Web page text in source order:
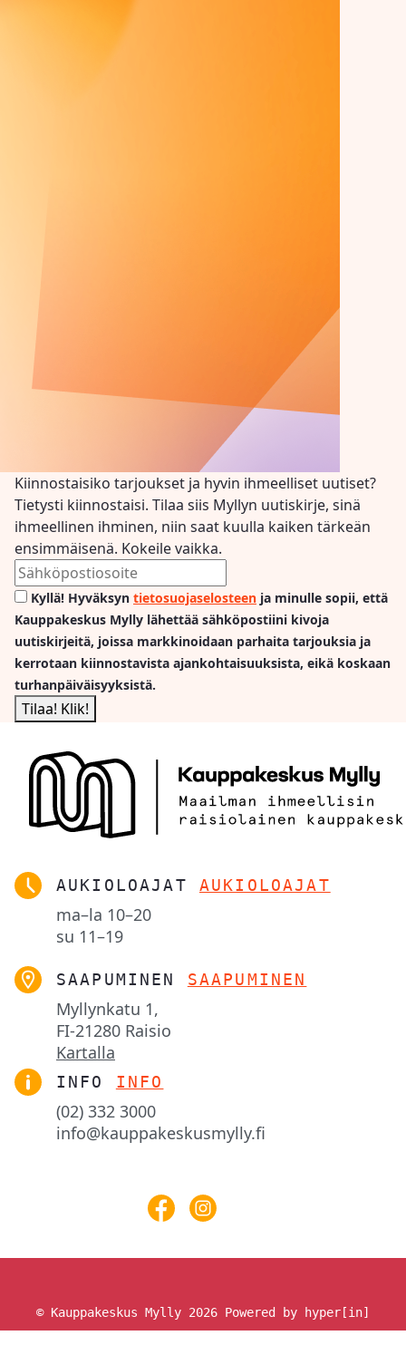
Kiinnostaisiko tarjoukset ja hyvin ihmeelliset uutiset?
Tietysti kiinnostaisi. Tilaa siis Myllyn uutiskirje, sinä
ihmeellinen ihminen, niin saat kuulla kaiken tärkeän
ensimmäisenä. Kokeile vaikka.
Kyllä! Hyväksyn tietosuojaselosteen ja minulle sopii, että
Kauppakeskus Mylly lähettää sähköpostiini kivoja
uutiskirjeitä, joissa markkinoidaan parhaita tarjouksia ja
kerrotaan kiinnostavista ajankohtaisuuksista, eikä koskaan
turhanpäiväisyyksistä.
AUKIOLOAJAT AUKIOLOAJAT
ma–la 10–20
su 11–19
SAAPUMINEN SAAPUMINEN
Myllynkatu 1,
FI-21280 Raisio
Kartalla
INFO INFO
(02) 332 3000
info@kauppakeskusmylly.fi
© Kauppakeskus Mylly 2026 Powered by hyper[in]